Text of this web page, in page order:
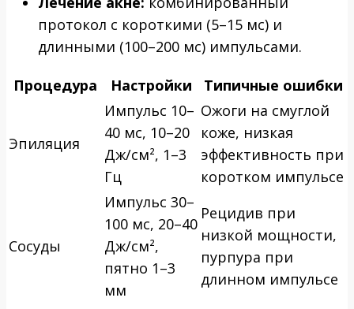
протокол с короткими (5–15 мс) и
длинными (100–200 мс) импульсами.
Процедура Настройки Типичные ошибки
Эпиляция
Импульс 10–
40 мс, 10–20
Дж/см², 1–3
Гц
Ожоги на смуглой
коже, низкая
эффективность при
коротком импульсе
Сосуды
Импульс 30–
100 мс, 20–40
Дж/см²,
пятно 1–3
мм
Рецидив при
низкой мощности,
пурпура при
длинном импульсе